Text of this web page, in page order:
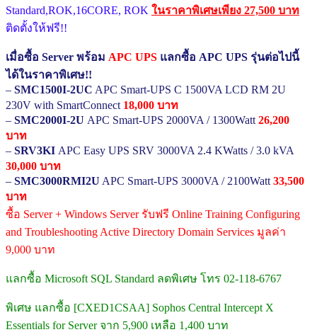
Standard,ROK,16CORE, ROK ในราคาพิเศษเพียง 27,500 บาท
ติดตั้งให้ฟรี!!
เมื่อซื้อ Server พร้อม APC UPS แลกซื้อ APC UPS รุ่นต่อไปนี้
ได้ในราคาพิเศษ!!
– SMC1500I-2UC APC Smart-UPS C 1500VA LCD RM 2U
230V with SmartConnect 18,000 บาท
– SMC2000I-2U APC Smart-UPS 2000VA / 1300Watt 26,200
บาท
– SRV3KI APC Easy UPS SRV 3000VA 2.4 KWatts / 3.0 kVA
30,000 บาท
– SMC3000RMI2U APC Smart-UPS 3000VA / 2100Watt 33,500
บาท
ซื้อ Server + Windows Server รับฟรี Online Training Configuring
and Troubleshooting Active Directory Domain Services มูลค่า
9,000 บาท
แลกซื้อ Microsoft SQL Standard ลดพิเศษ โทร 02-118-6767
พิเศษ แลกซื้อ [CXED1CSAA] Sophos Central Intercept X
Essentials for Server จาก 5,900 เหลือ 1,400 บาท